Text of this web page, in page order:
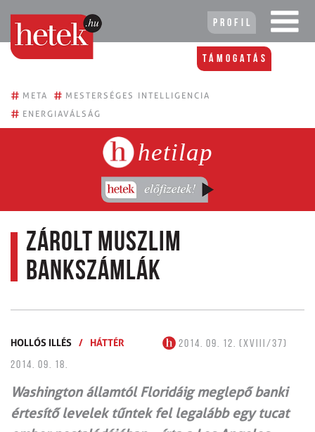
Profil
Támogatás
# META # MESTERSÉGES INTELLIGENCIA
# ENERGIAVÁLSÁG
hetilap
Zárolt muszlim
bankszámlák
HOLLÓS ILLÉS / HÁTTÉR
2014. 09. 12. (XVIII/37)
2014. 09. 18.
Washington államtól Floridáig meglepő banki
értesítő levelek tűntek fel legalább egy tucat